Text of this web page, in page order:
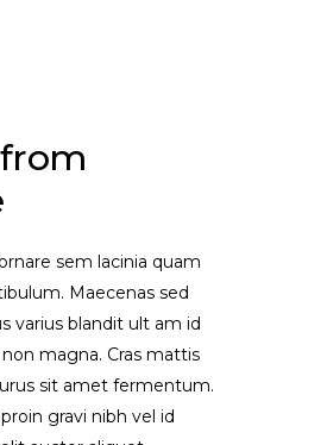
sem lacinia quam
Maecenas sed
varius blandit ult am id
magna. Cras mattis
sit amet fermentum.
gravi nibh vel id